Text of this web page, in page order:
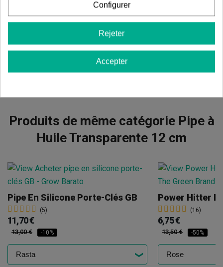
Il n'y a pas d'avis dans votre langue, vérifiez-les tous en
cliquant sur « avis dans d'autres langues ».
Afficher les commentaires dans d’autres langues
Produits de même catégorie Pipe à
Huile Transparente 12 cm
Pipe En Silicone Porte-Clés GB
(5)
11,70 €
13,00 € -10%
Power Hitter
(16)
6,75 €
13,50 € -50%
Configurer
Rejeter
Accepter